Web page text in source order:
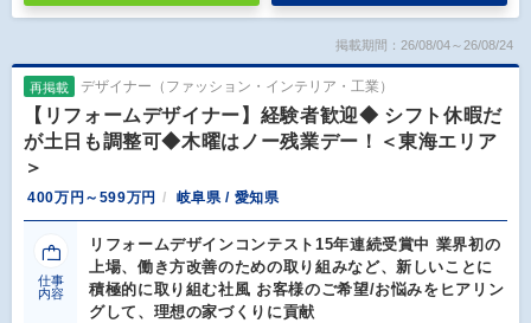
掲載期間：26/08/04～26/08/24
再掲載 デザイナー（ファッション・インテリア・工業）
【リフォームデザイナー】経験者歓迎◆ シフト休暇だ
が土日も調整可◆木曜はノー残業デー！＜東海エリア
＞
400万円～599万円 岐阜県 / 愛知県
仕事
内容
リフォームデザインコンテスト15年連続受賞中 業界初の
上場、働き方改善のための取り組みなど、新しいことに
積極的に取り組む社風 お客様のご希望/お悩みをヒアリン
グして、理想の家づくりに貢献